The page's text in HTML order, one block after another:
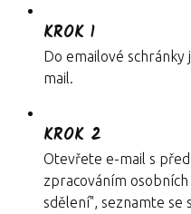
KROK 1
Do emailové schránky
mail.
KROK 2
Otevřete e-mail s
zpracováním
sdělení", seznamte se